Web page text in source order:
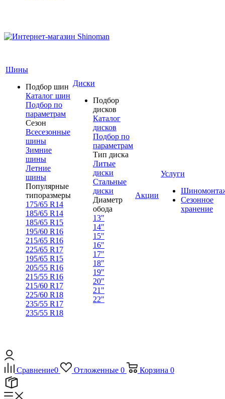
Шины
Подбор шин
Каталог шин
Подбор по
параметрам
Сезон
Всесезонные
шины
Зимние
шины
Летние
шины
Популярные
типоразмеры
175/65 R14
185/65 R14
185/65 R15
195/60 R16
215/65 R16
225/65 R17
195/65 R15
205/55 R16
215/55 R16
215/60 R17
225/60 R18
235/55 R17
235/55 R18
Диски
Подбор
дисков
Каталог
дисков
Подбор по
параметрам
Тип диска
Литые
диски
Стальные
диски
Диаметр
обода
13"
14"
15"
16"
17"
18"
19"
20"
21"
22"
Акции
Услуги
Сезонное
хранение
Сравнение0 Отложенные 0 Корзина 0